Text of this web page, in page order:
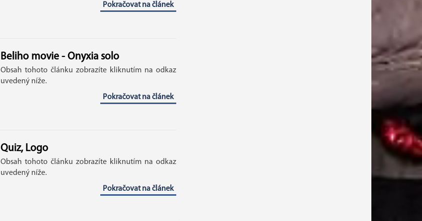
Pokračovat na článek
Beliho movie - Onyxia solo
Obsah tohoto článku zobrazíte kliknutím na odkaz
uvedený níže.
Pokračovat na článek
Quiz, Logo
Obsah tohoto článku zobrazíte kliknutím na odkaz
uvedený níže.
Pokračovat na článek